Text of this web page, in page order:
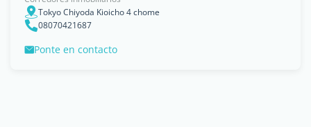
Tokyo Chiyoda Kioicho 4 chome
08070421687
Ponte en contacto